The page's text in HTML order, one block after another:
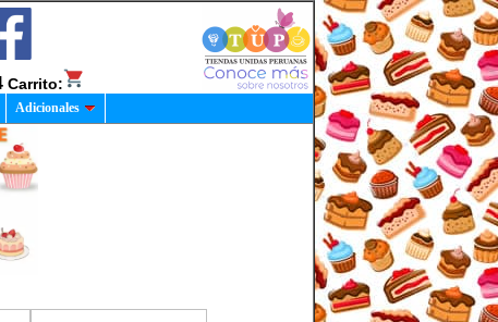
Carrito:
Adicionales